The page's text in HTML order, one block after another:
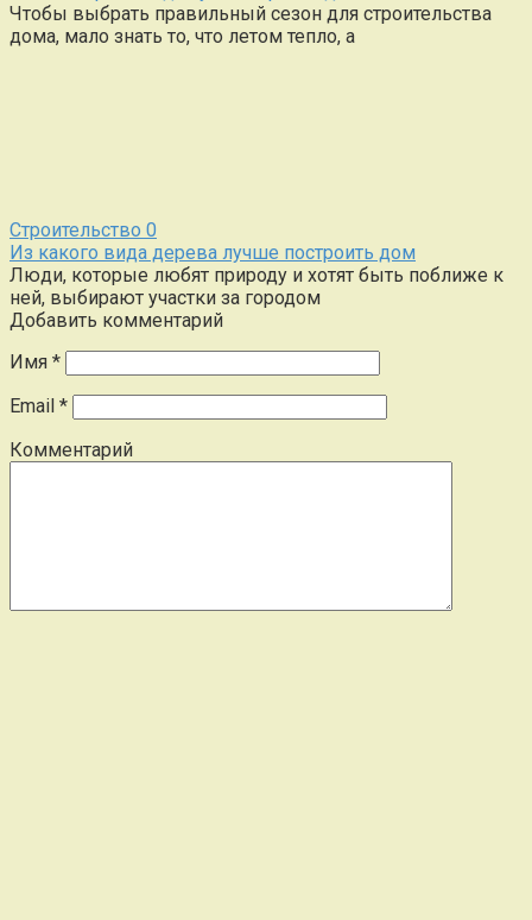
Чтобы выбрать правильный сезон для строительства
дома, мало знать то, что летом тепло, а
Строительство 0
Из какого вида дерева лучше построить дом
Люди, которые любят природу и хотят быть поближе к
ней, выбирают участки за городом
Добавить комментарий
Имя *
Email *
Комментарий